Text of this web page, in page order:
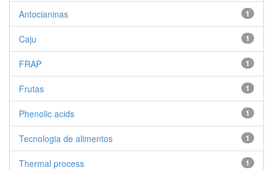
1
Antocianinas
1
Caju
1
FRAP
1
Frutas
1
Phenolic acids
1
Tecnologia de alimentos
1
Thermal process